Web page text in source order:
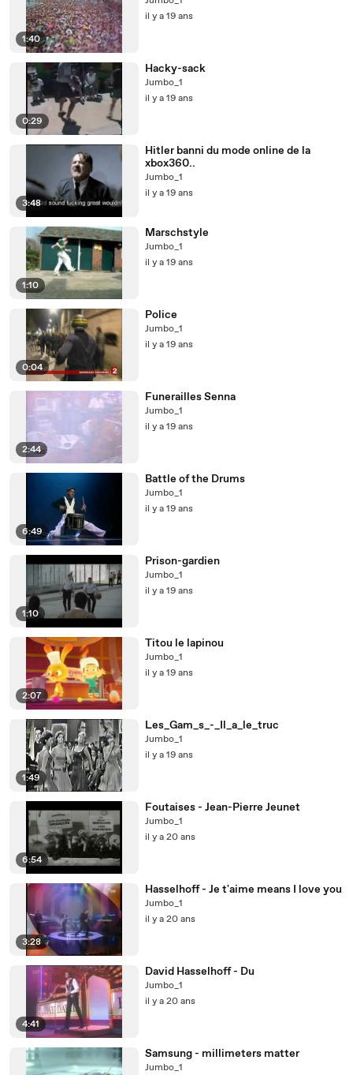
1:40
il y a 19 ans
0:29
Hacky-sack
Jumbo_1
il y a 19 ans
3:48
Hitler banni du mode online de la
xbox360..
Jumbo_1
il y a 19 ans
1:10
Marschstyle
Jumbo_1
il y a 19 ans
0:04
Police
Jumbo_1
il y a 19 ans
2:44
Funerailles Senna
Jumbo_1
il y a 19 ans
6:49
Battle of the Drums
Jumbo_1
il y a 19 ans
1:10
Prison-gardien
Jumbo_1
il y a 19 ans
2:07
Titou le lapinou
Jumbo_1
il y a 19 ans
1:49
Les_Gam_s_-_Il_a_le_truc
Jumbo_1
il y a 19 ans
6:54
Foutaises - Jean-Pierre Jeunet
Jumbo_1
il y a 20 ans
3:28
Hasselhoff - Je t'aime means I love you
Jumbo_1
il y a 20 ans
4:41
David Hasselhoff - Du
Jumbo_1
il y a 20 ans
Samsung - millimeters matter
Jumbo_1